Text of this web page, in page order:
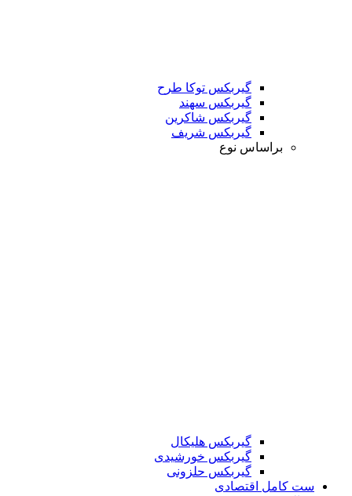
گیربکس توکا طرح
گیربکس سهند
گیربکس شاکرین
گیربکس شریف
براساس نوع
گیربکس هلیکال
گیربکس خورشیدی
گیربکس حلزونی
ست کامل اقتصادی